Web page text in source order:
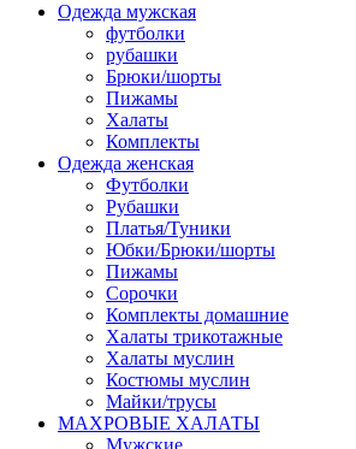
Одежда мужская
футболки
рубашки
Брюки/шорты
Пижамы
Халаты
Комплекты
Одежда женская
Футболки
Рубашки
Платья/Туники
Юбки/Брюки/шорты
Пижамы
Сорочки
Комплекты домашние
Халаты трикотажные
Халаты муслин
Костюмы муслин
Майки/трусы
МАХРОВЫЕ ХАЛАТЫ